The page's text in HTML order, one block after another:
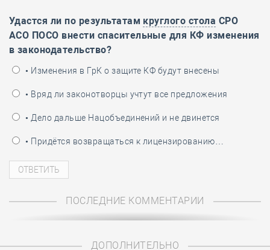
Удастся ли по результатам круглого стола СРО
АСО ПОСО внести спасительные для КФ изменения
в законодательство?
• Изменения в ГрК о защите КФ будут внесены
• Вряд ли законотворцы учтут все предложения
• Дело дальше Нацобъединений и не двинется
• Придётся возвращаться к лицензированию…
ПОСЛЕДНИЕ КОММЕНТАРИИ
ДОПОЛНИТЕЛЬНО